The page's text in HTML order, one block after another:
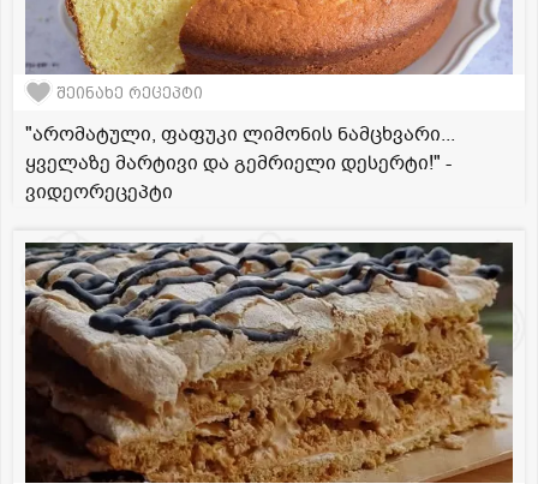
შეინახე რეცეპტი
"არომატული, ფაფუკი ლიმონის ნამცხვარი...
ყველაზე მარტივი და გემრიელი დესერტი!" -
ვიდეორეცეპტი